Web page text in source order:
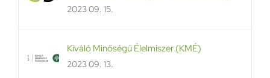
2023 09. 15.
Kiváló Minőségű Élelmiszer (KMÉ)
2023 09. 13.